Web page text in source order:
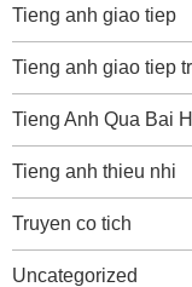
Tieng anh giao tiep
Tieng anh giao tiep
Tieng Anh Qua Bai
Tieng anh thieu nhi
Truyen co tich
Uncategorized